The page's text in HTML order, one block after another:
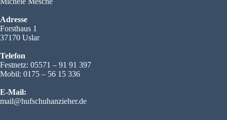
Adresse
Forsthaus 1
37170 Uslar
Telefon
Festnetz: 05571 – 91 91 397
Mobil: 0175 – 56 15 336
E-Mail:
mail@hufschuhanzieher.de